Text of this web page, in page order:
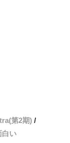
第2期)
白い